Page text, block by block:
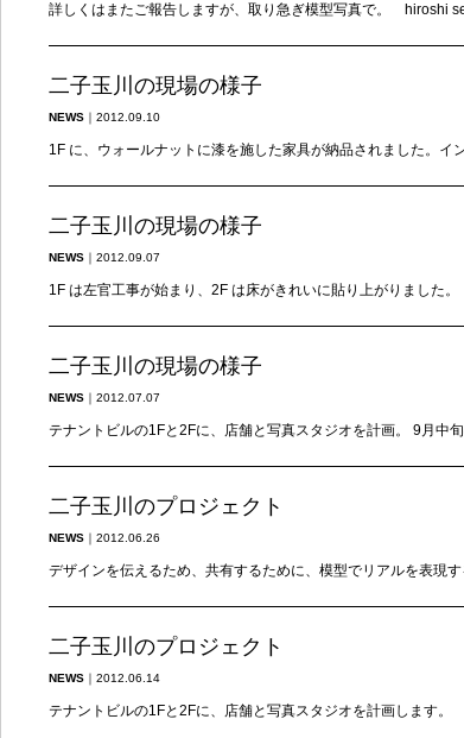
詳しくはまたご報告しますが、取り急ぎ模型写真で。 hiroshi
二子玉川の現場の様子
NEWS ｜ 2012.09.10
1F に、ウォールナットに漆を施した家具が納品されました。
二子玉川の現場の様子
NEWS ｜ 2012.09.07
1F は左官工事が始まり、2F は床がきれいに貼り上がりました
二子玉川の現場の様子
NEWS ｜ 2012.07.07
テナントビルの1Fと2Fに、店舗と写真スタジオを計画。 9月
二子玉川のプロジェクト
NEWS ｜ 2012.06.26
デザインを伝えるため、共有するために、模型でリアルを表現
二子玉川のプロジェクト
NEWS ｜ 2012.06.14
テナントビルの1Fと2Fに、店舗と写真スタジオを計画します